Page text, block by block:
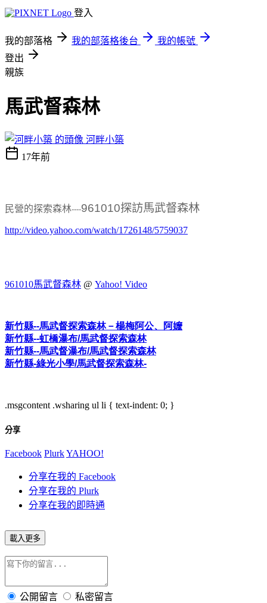
登入
我的部落格 我的部落格後台
我的帳號
登出
親族
馬武督森林
河畔小築
17年前
民營的探索森林----961010探訪馬武督森林
http://video.yahoo.com/watch/1726148/5759037
961010馬武督森林 @ Yahoo! Video
新竹縣--馬武督探索森林－楊梅阿公、阿嬤
新竹縣--虹橋瀑布/馬武督探索森林
新竹縣--馬武督瀑布/馬武督探索森林
新竹縣-綠光小學/馬武督探索森林-
.msgcontent .wsharing ul li { text-indent: 0; }
分享
Facebook PlurkYAHOO!
分享在我的 Facebook
分享在我的 Plurk
分享在我的即時通
載入更多
公開留言 私密留言